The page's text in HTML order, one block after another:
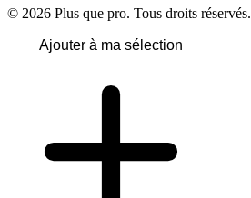
© 2026 Plus que pro. Tous droits réservés.
Ajouter à ma sélection